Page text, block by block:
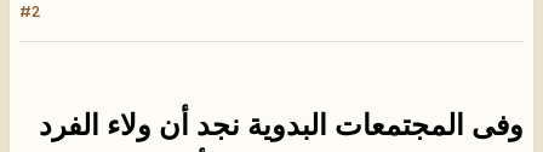
#2
وفى المجتمعات البدوية نجد أن ولاء الفرد